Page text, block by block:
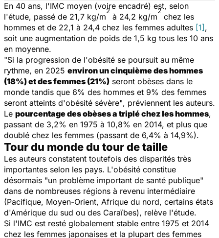
En 40 ans, l'IMC moyen (voire encadré) est, selon
l'étude, passé de 21,7 kg/m
2
à 24,2 kg/m
2
chez les
hommes et de 22,1 à 24,4 chez les femmes adultes [1],
soit une augmentation de poids de 1,5 kg tous les 10 ans
en moyenne.
"Si la progression de l'obésité se poursuit au même
rythme, en 2025 environ un cinquième des hommes
(18%) et des femmes (21%) seront obèses dans le
monde tandis que 6% des hommes et 9% des femmes
seront atteints d'obésité sévère", préviennent les auteurs.
Le pourcentage des obèses a triplé chez les hommes,
passant de 3,2% en 1975 à 10,8% en 2014, et plus que
doublé chez les femmes (passant de 6,4% à 14,9%).
Tour du monde du tour de taille
Les auteurs constatent toutefois des disparités très
importantes selon les pays. L'obésité constitue
désormais "un problème important de santé publique"
dans de nombreuses régions à revenu intermédiaire
(Pacifique, Moyen-Orient, Afrique du nord, certains états
d'Amérique du sud ou des Caraïbes), relève l'étude.
Si l'IMC est resté globalement stable entre 1975 et 2014
chez les femmes japonaises et la plupart des femmes